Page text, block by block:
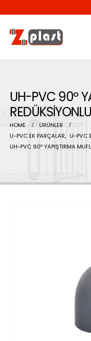
UH-PVC 90º
HOME
ÜRÜNLER
U-PVC EK PARÇALAR, U-PVC
UH-PVC 90º YAPIŞTIRMA